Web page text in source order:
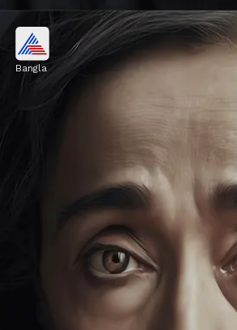
ক্যাটরিনা
এখনকার অভিনেত্রীদের মধ্যে
ক্যাটরিনা কাইফের বৃদ্ধ বয়সের
ইমেজটি এরকম
Bangla